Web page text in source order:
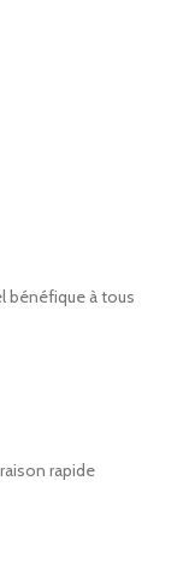
bénéfique à tous
rapide